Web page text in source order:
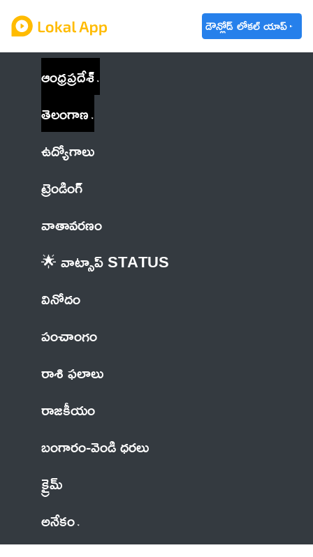
డౌన్లోడ్ లోకల్ యాప్
ఆంధ్రప్రదేశ్
తెలంగాణ
ఉద్యోగాలు
ట్రెండింగ్
వాతావరణం
🌟 వాట్సాప్ STATUS
వినోదం
పంచాంగం
రాశి ఫలాలు
రాజకీయం
బంగారం-వెండి ధరలు
క్రైమ్
అనేకం